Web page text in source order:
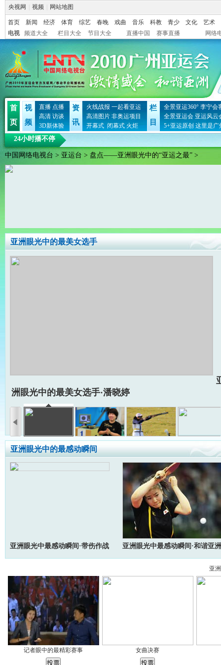
央视网 视频 网站地图
首页 新闻 经济 体育 综艺 春晚 戏曲 音乐 科教 青少 文化
艺术
电视
频道大全 栏目大全 节目大全 直播中国 赛事直播 网络
首
页
视
频
直播 点播
高清 访谈
3D新体验
资
讯
火线战报 一起看亚运
高清图片 非奥运项目
开幕式 闭幕式 火炬
栏
目
全景亚运360° 李宁会
全景亚运会 亚运风云
5+亚运原创 这里是广
24小时播不停
中国网络电视台 > 亚运台 > 盘点——亚洲眼光中的“亚运之最” >
亚洲眼光中的最美女选手
洲眼光中的最美女选手·潘晓婷
亚洲眼光中的最感动瞬间
亚洲眼光中最感动瞬间·带伤作战 亚洲眼光中最感动瞬间·和谐亚洲
亚
记者眼中的最精彩赛事 女曲决赛